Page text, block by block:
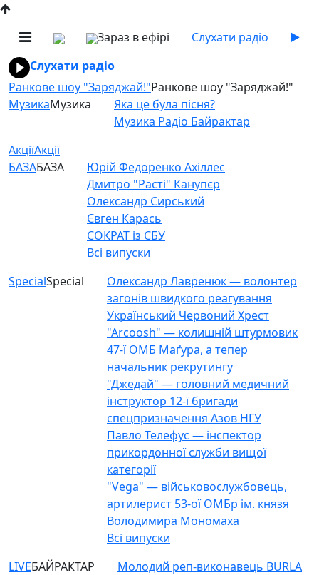
Зараз в ефірі
Слухати радіо
Слухати радіо
Ранкове шоу "Заряджай!"Ранкове шоу "Заряджай!"
МузикаМузика
Яка це була пісня?
Музика Радіо Байрактар
АкціїАкції
БАЗАБАЗА
Юрій Федоренко Ахіллес
Дмитро "Расті" Канупєр
Олександр Сирський
Євген Карась
СОКРАТ із СБУ
Всі випуски
SpecialSpecial
Олександр Лавренюк — волонтер
загонів швидкого реагування
Український Червоний Хрест
"Arcoosh" — колишній штурмовик
47-ї ОМБ Маґура, а тепер
начальник рекрутингу
"Джедай" — головний медичний
інструктор 12-ї бригади
спецпризначення Азов НГУ
Павло Телефус — інспектор
прикордонної служби вищої
категорії
"Vega" — військовослужбовець,
артилерист 53-ої ОМБр ім. князя
Володимира Мономаха
Всі випуски
LIVEБАЙРАКТАР
Молодий реп-виконавець BURLA